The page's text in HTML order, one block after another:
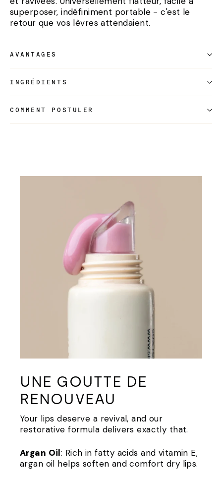
superposer, indéfiniment portable - c'est le
retour que vos lèvres attendaient.
AVANTAGES
INGRÉDIENTS
COMMENT POSTULER
UNE GOUTTE DE
RENOUVEAU
Your lips deserve a revival, and our
restorative formula delivers exactly that.
Argan Oil: Rich in fatty acids and vitamin E,
argan oil helps soften and comfort dry lips.